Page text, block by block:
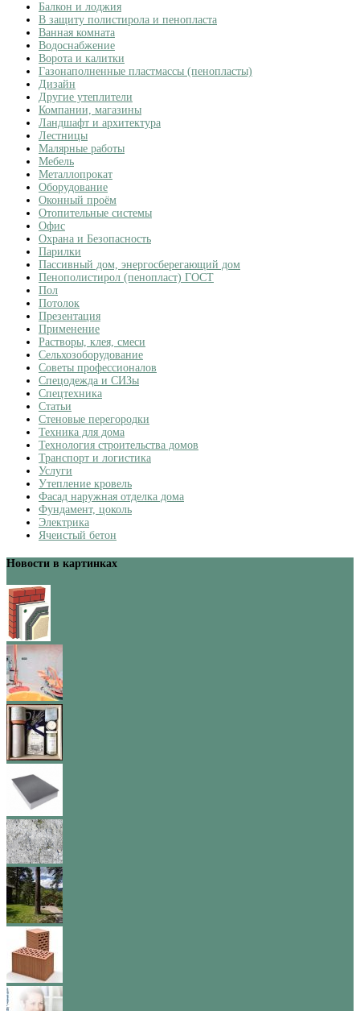
Балкон и лоджия
В защиту полистирола и пенопласта
Ванная комната
Водоснабжение
Ворота и калитки
Газонаполненные пластмассы (пенопласты)
Дизайн
Другие утеплители
Компании, магазины
Ландшафт и архитектура
Лестницы
Малярные работы
Мебель
Металлопрокат
Оборудование
Оконный проём
Отопительные системы
Офис
Охрана и Безопасность
Парилки
Пассивный дом, энергосберегающий дом
Пенополистирол (пенопласт) ГОСТ
Пол
Потолок
Презентация
Применение
Растворы, клея, смеси
Сельхозоборудование
Советы профессионалов
Спецодежда и СИЗы
Спецтехника
Статьи
Стеновые перегородки
Техника для дома
Технология строительства домов
Транспорт и логистика
Услуги
Утепление кровель
Фасад наружная отделка дома
Фундамент, цоколь
Электрика
Ячеистый бетон
Новости в картинках